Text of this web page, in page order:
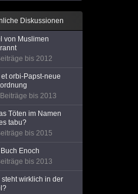
Diskussionen
von Muslimen
bis 2012
et orbi-Papst-neue
bis 2013
Töten im Namen
tabu?
bis 2015
Enoch
bis 2013
steht wirklich in der